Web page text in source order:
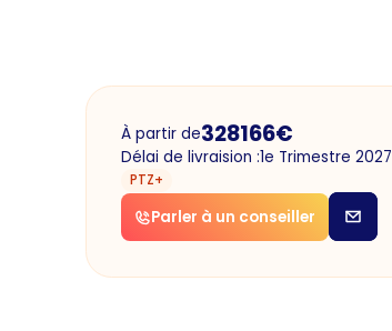
À partir de328166€
Délai de livraision :1e Trimestre 2027
PTZ+
Parler à un conseiller